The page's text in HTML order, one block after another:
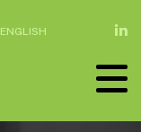
ENGLISH